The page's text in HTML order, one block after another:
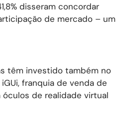
disseram concordar
de mercado – um
têm investido também no
franquia de venda de
de realidade virtual